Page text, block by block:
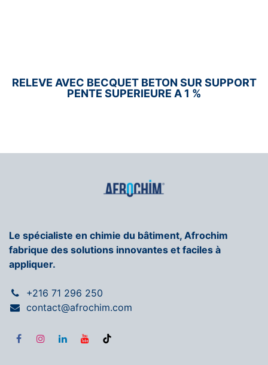
RELEVE AVEC BECQUET BETON SUR SUPPORT
PENTE SUPERIEURE A 1 %
Le spécialiste en chimie du bâtiment, Afrochim
fabrique des solutions innovantes et faciles à
appliquer.
+216 71 296 250
contact@afrochim.com